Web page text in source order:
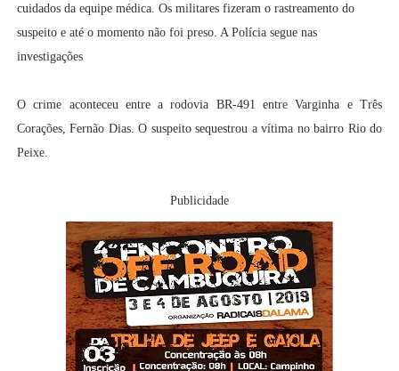
cuidados da equipe médica. Os militares fizeram o rastreamento do
suspeito e até o momento não foi preso. A Polícia segue nas
investigações
O crime aconteceu entre a rodovia BR-491 entre Varginha e Três
Corações, Fernão Dias. O suspeito sequestrou a vítima no bairro Rio do
Peixe.
Publicidade